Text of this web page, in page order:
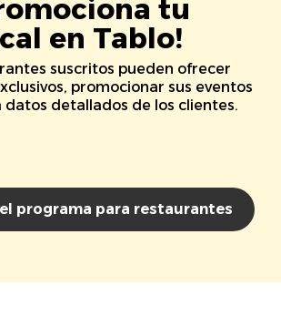
tu
en Tablo!
suscritos pueden ofrecer
promocionar sus eventos
datos detallados de los clientes.
programa para restaurantes